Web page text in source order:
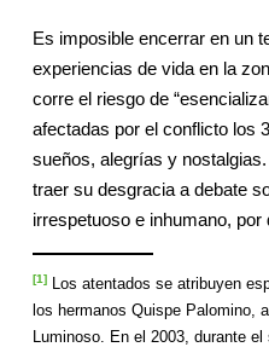
Es imposible encerrar en un
experiencias de vida en la
corre el riesgo de
afectadas por el conflicto los
sueños, alegrías y
traer su desgracia a debate
irrespetuoso e inhumano, por
[1]Los atentados se atribuyen
los hermanos Quispe Palomino,
Luminoso. En el 2003, durante